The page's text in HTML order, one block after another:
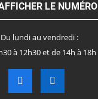
LE NUMÉRO
Du lundi au vendredi :
à 12h30 et de 14h à 18h